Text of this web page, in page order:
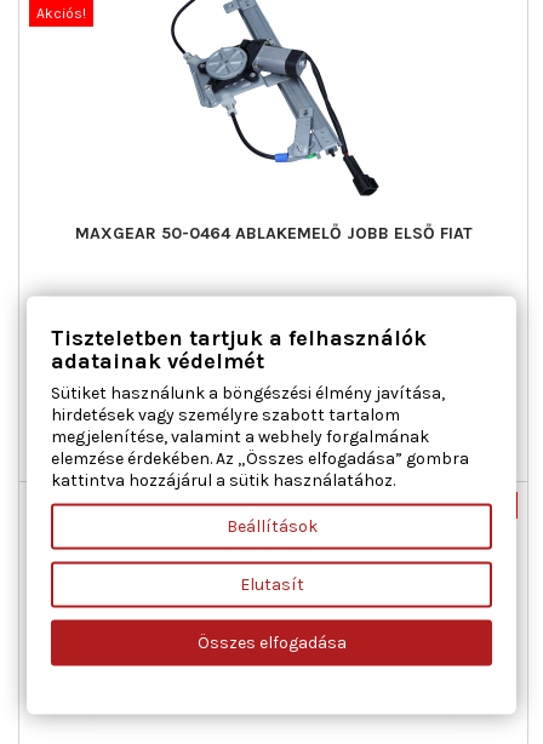
Akciós!
MAXGEAR 50-0464 ABLAKEMELŐ JOBB ELSŐ FIAT
Villanymotorral, Működési mód : elektromos, Páros cikkszám :
50-0463
Ár
21 747 Ft
Normál
ár
28 996 Ft
 Kosárba Bővebben
Raktáron
-20%
Tiszteletben tartjuk a felhasználók
adatainak védelmét
Sütiket használunk a böngészési élmény javítása,
hirdetések vagy személyre szabott tartalom
megjelenítése, valamint a webhely forgalmának
elemzése érdekében. Az „Összes elfogadása” gombra
kattintva hozzájárul a sütik használatához.
Beállítások
Elutasít
Összes elfogadása